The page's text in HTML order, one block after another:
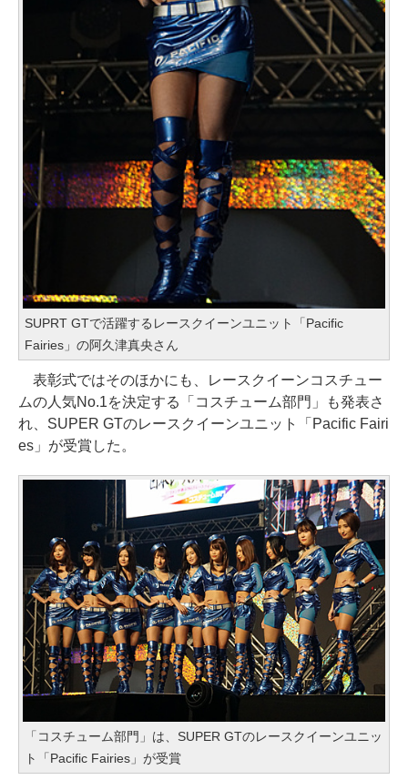
SUPRT GTで活躍するレースクイーンユニット「Pacific
Fairies」の阿久津真央さん
表彰式ではそのほかにも、レースクイーンコスチュー
ムの人気No.1を決定する「コスチューム部門」も発表さ
れ、SUPER GTのレースクイーンユニット「Pacific Fairi
es」が受賞した。
「コスチューム部門」は、SUPER GTのレースクイーンユニッ
ト「Pacific Fairies」が受賞